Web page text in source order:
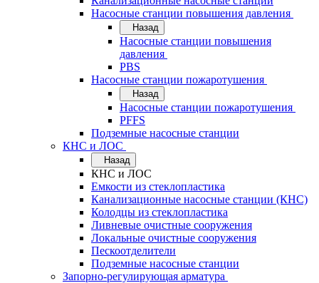
Насосные станции повышения давления
Назад
Насосные станции повышения
давления
PBS
Насосные станции пожаротушения
Назад
Насосные станции пожаротушения
PFFS
Подземные насосные станции
КНС и ЛОС
Назад
КНС и ЛОС
Емкости из стеклопластика
Канализационные насосные станции (КНС)
Колодцы из стеклопластика
Ливневые очистные сооружения
Локальные очистные сооружения
Пескоотделители
Подземные насосные станции
Запорно-регулирующая арматура